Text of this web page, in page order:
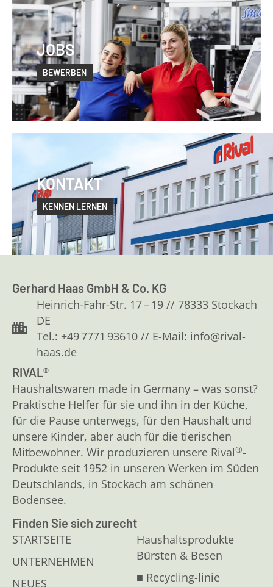
JOBS
BEWERBEN
KONTAKT
KENNEN LERNEN
Gerhard Haas GmbH & Co. KG
Heinrich-Fahr-Str. 17 – 19 // 78333 Stockach
DE
Tel.: +49 7771 93610 // E-Mail: info@rival-
haas.de
RIVAL®
Haushaltswaren made in Germany – was sonst?
Praktische Helfer für sie und ihn in der Küche,
für die Pause unterwegs, für den Haushalt und
unsere Kinder, aber auch für die tierischen
Mitbewohner. Wir produzieren unsere Rival®-
Produkte seit 1952 in unseren Werken im Süden
Deutschlands, in Stockach am schönen
Bodensee.
Finden Sie sich zurecht
STARTSEITE
UNTERNEHMEN
NEUES
Haushaltsprodukte
Bürsten & Besen
■ Recycling-linie